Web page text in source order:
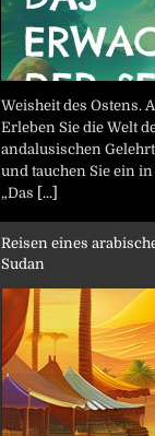
Weisheit des Ostens.
Erleben Sie die Welt
andalusischen
und tauchen Sie ein
„Das [...]
Reisen eines
Sudan